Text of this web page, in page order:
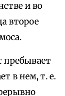
и во
второе
пребывает
в нем, т. е.